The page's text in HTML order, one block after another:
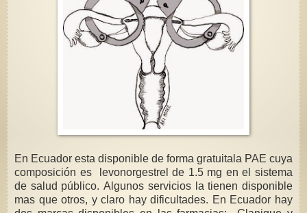
En Ecuador esta disponible de forma gratuitala PAE cuya
composición es levonorgestrel de 1.5 mg en el sistema
de salud público. Algunos servicios la tienen disponible
mas que otros, y claro hay dificultades. En Ecuador hay